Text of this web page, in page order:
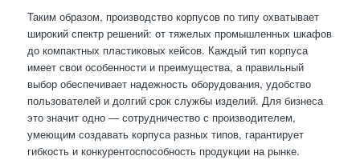
Таким образом, производство корпусов по типу охватывает
широкий спектр решений: от тяжелых промышленных шкафов
до компактных пластиковых кейсов. Каждый тип корпуса
имеет свои особенности и преимущества, а правильный
выбор обеспечивает надежность оборудования, удобство
пользователей и долгий срок службы изделий. Для бизнеса
это значит одно — сотрудничество с производителем,
умеющим создавать корпуса разных типов, гарантирует
гибкость и конкурентоспособность продукции на рынке.